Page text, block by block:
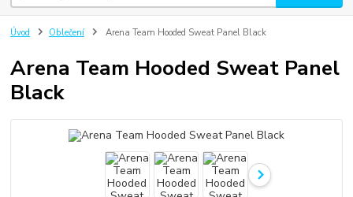
Úvod Oblečení Arena Team Hooded Sweat Panel Black
Arena Team Hooded Sweat Panel
Black